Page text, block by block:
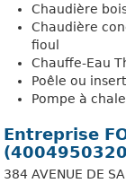
Chaudière
Chaudière
fioul
Chauffe-Eau
Poêle ou
Pompe à
Entreprise
384 AVENUE DE